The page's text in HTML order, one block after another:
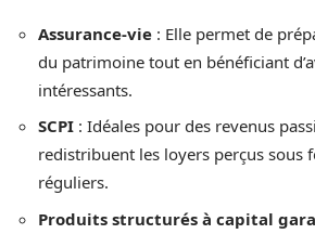
Assurance-vie : Elle permet de
du patrimoine tout en bénéficiant
intéressants.
SCPI : Idéales pour des revenus
redistribuent les loyers perçus sous
réguliers.
Produits structurés à capital